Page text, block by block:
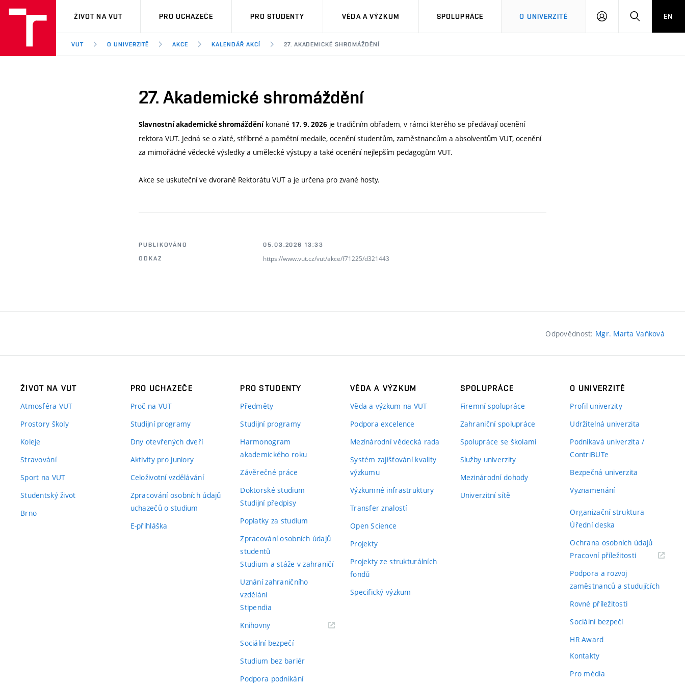
VUT
ŽIVOT NA VUT PRO UCHAZEČE PRO STUDENTY VĚDA A VÝZKUM SPOLUPRÁCE O UNIVERZITĚ
PŘIHLÁSIT HLEDATEN
VUT O UNIVERZITĚ AKCE KALENDÁŘ AKCÍ 27. AKADEMICKÉ SHROMÁŽDĚNÍ
27. Akademické shromáždění
Slavnostní akademické shromážděníkonané 17. 9. 2026 je tradičním obřadem, v rámci kterého se předávají ocenění
rektora VUT. Jedná se o zlaté, stříbrné a pamětní medaile, ocenění studentům, zaměstnancům a absolventům VUT, ocenění
za mimořádné vědecké výsledky a umělecké výstupy a také ocenění nejlepším pedagogům VUT.
Akce se uskuteční ve dvoraně Rektorátu VUT a je určena pro zvané hosty.
PUBLIKOVÁNO
05.03.2026 13:33
ODKAZ
https://www.vut.cz/vut/akce/f71225/d321443
Odpovědnost: Mgr. Marta Vaňková
ŽIVOT NA VUT
Atmosféra VUT
Prostory školy
Koleje
Stravování
Sport na VUT
Studentský život
Brno
PRO UCHAZEČE
Proč na VUT
Studijní programy
Dny otevřených dveří
Aktivity pro juniory
Celoživotní vzdělávání
Zpracování osobních údajů
uchazečů o studium
E-přihláška
PRO STUDENTY
Předměty
Studijní programy
Harmonogram
akademického roku
Závěrečné práce
Doktorské studium
Studijní předpisy
Poplatky za studium
Zpracování osobních údajů
studentů
Studium a stáže v zahraničí
Uznání zahraničního
vzdělání
Stipendia
Knihovny(externí
Sociální bezpečí
Studium bez bariér
Podpora podnikání
VĚDA A VÝZKUM
Věda a výzkum na VUT
Podpora excelence
Mezinárodní vědecká rada
Systém zajišťování kvality
výzkumu
Výzkumné infrastruktury
Transfer znalostí
Open Science
Projekty
Projekty ze strukturálních
fondů
Specifický výzkum
SPOLUPRÁCE
Firemní spolupráce
Zahraniční spolupráce
Spolupráce se školami
Služby univerzity
Mezinárodní dohody
Univerzitní sítě
O UNIVERZITĚ
Profil univerzity
Udržitelná univerzita
Podnikavá univerzita /
ContriBUTe
Bezpečná univerzita
Vyznamenání
Organizační struktura
Úřední deska
Ochrana osobních údajů
Pracovní příležitosti(externí
Podpora a rozvoj
zaměstnanců a studujících
Rovné příležitosti
Sociální bezpečí
HR Award
Kontakty
Pro média